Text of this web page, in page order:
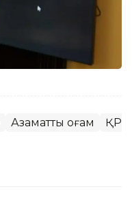
Азаматтық қоғам ҚР